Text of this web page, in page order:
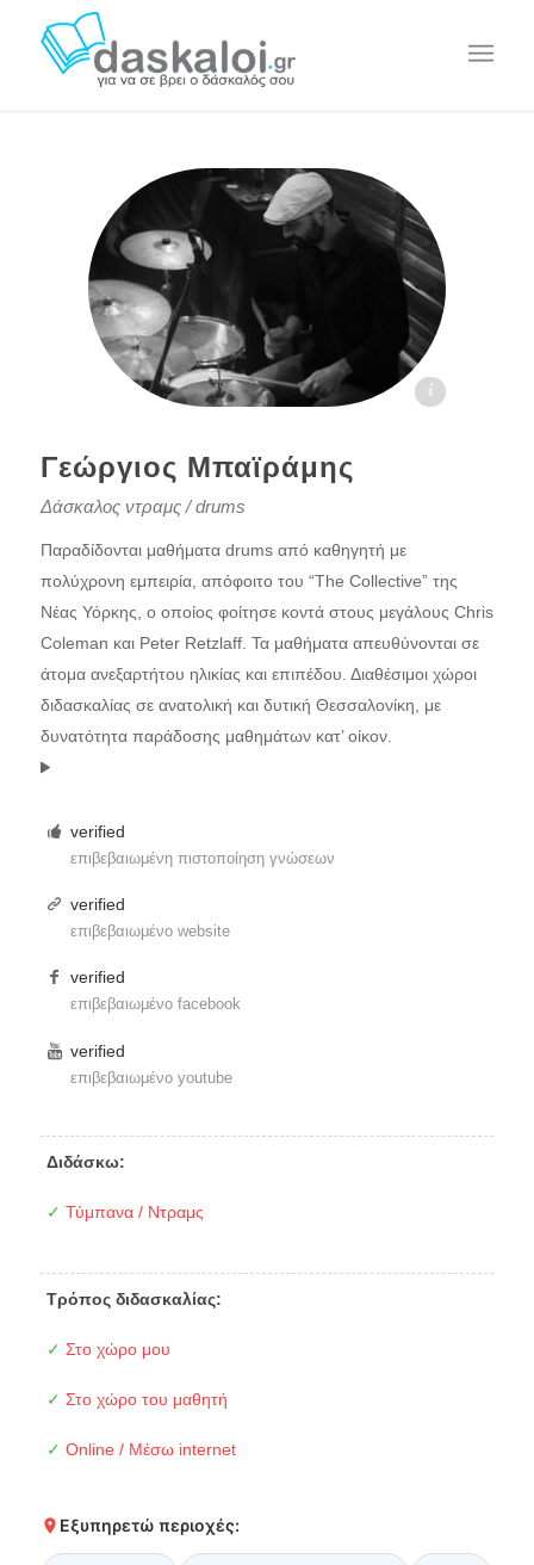
Γεώργιος Μπαϊράμης - daskaloi.gr
Γεώργιος Μπαϊράμης
Δάσκαλος ντραμς / drums
Παραδίδονται μαθήματα drums από καθηγητή με
πολύχρονη εμπειρία, απόφοιτο του “The Collective” της
Νέας Υόρκης, ο οποίος φοίτησε κοντά στους μεγάλους Chris
Coleman και Peter Retzlaff. Τα μαθήματα απευθύνονται σε
άτομα ανεξαρτήτου ηλικίας και επιπέδου. Διαθέσιμοι χώροι
διδασκαλίας σε ανατολική και δυτική Θεσσαλονίκη, με
δυνατότητα παράδοσης μαθημάτων κατ’ οίκον.
verified
επιβεβαιωμένη πιστοποίηση γνώσεων
verified
επιβεβαιωμένο website
verified
επιβεβαιωμένο facebook
verified
επιβεβαιωμένο youtube
Διδάσκω:
✓ Τύμπανα / Ντραμς
Τρόπος διδασκαλίας:
✓ Στο χώρο μου
✓ Στο χώρο του μαθητή
✓ Online / Μέσω internet
Εξυπηρετώ περιοχές: